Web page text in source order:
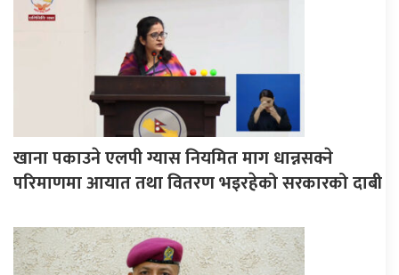
खाना पकाउने एलपी ग्यास नियमित माग धान्नसक्ने
परिमाणमा आयात तथा वितरण भइरहेको सरकारको दाबी